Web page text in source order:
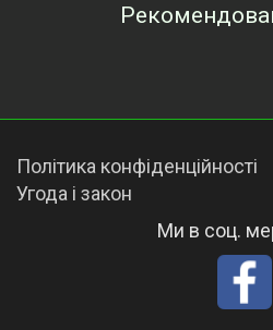
Політика конфіденційності
Угода і закон
Ми в соц.